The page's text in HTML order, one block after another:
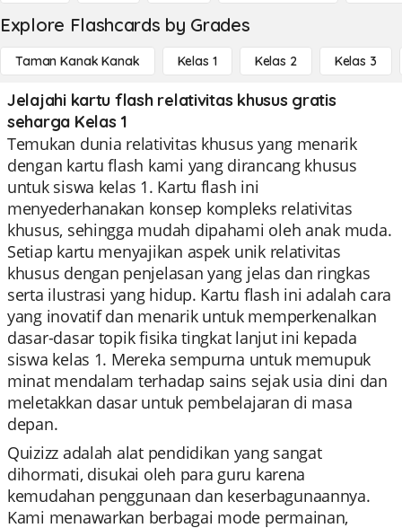
Explore Flashcards by Grades
Taman Kanak Kanak Kelas 1 Kelas 2 Kelas 3
Jelajahi kartu flash relativitas khusus gratis
seharga Kelas 1
Temukan dunia relativitas khusus yang menarik
dengan kartu flash kami yang dirancang khusus
untuk siswa kelas 1. Kartu flash ini
menyederhanakan konsep kompleks relativitas
khusus, sehingga mudah dipahami oleh anak muda.
Setiap kartu menyajikan aspek unik relativitas
khusus dengan penjelasan yang jelas dan ringkas
serta ilustrasi yang hidup. Kartu flash ini adalah cara
yang inovatif dan menarik untuk memperkenalkan
dasar-dasar topik fisika tingkat lanjut ini kepada
siswa kelas 1. Mereka sempurna untuk memupuk
minat mendalam terhadap sains sejak usia dini dan
meletakkan dasar untuk pembelajaran di masa
depan.
Quizizz adalah alat pendidikan yang sangat
dihormati, disukai oleh para guru karena
kemudahan penggunaan dan keserbagunaannya.
Kami menawarkan berbagai mode permainan,